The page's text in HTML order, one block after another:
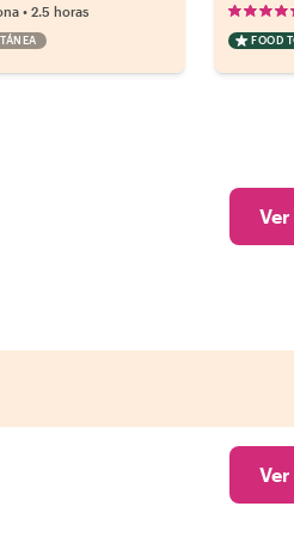
• 2.5 horas
FOOD